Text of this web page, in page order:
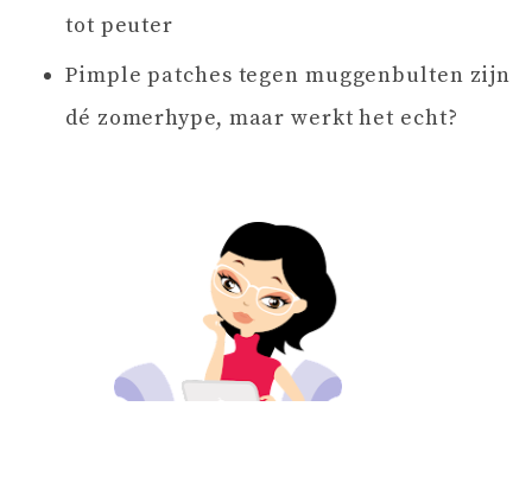
tot peuter
Pimple patches tegen muggenbulten zijn
dé zomerhype, maar werkt het echt?